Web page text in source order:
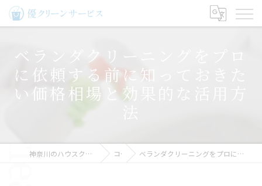
ベランダクリーニングをプロ
に依頼する前に知っておきた
い価格相場と効果的な活用方
神奈川のハウスクリーニングなら優クリーンサービス コラム ベランダクリーニングをプロに依頼する前に知っておきたい価格相場と効果的な活用方法